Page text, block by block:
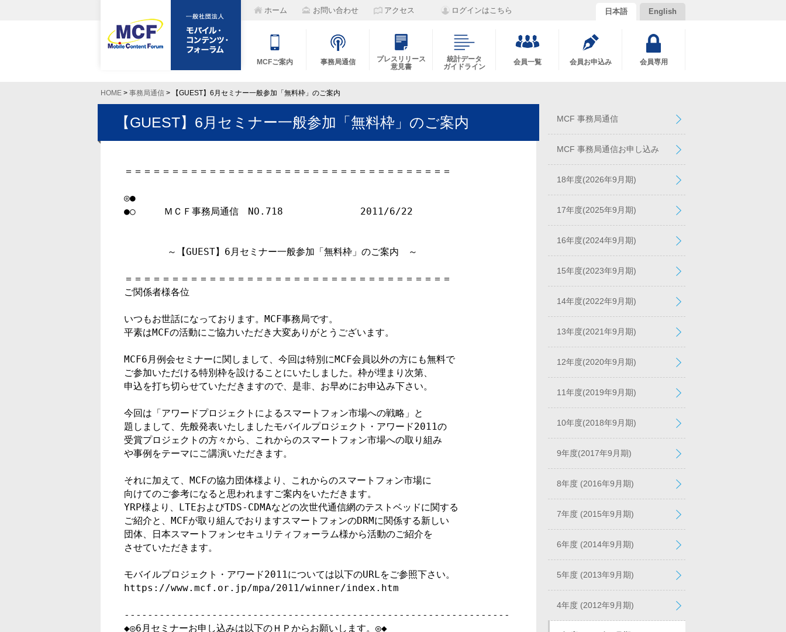
ホーム お問い合わせ アクセス ログインはこちら 日本語 English
MCFご案内 事務局通信
プレスリリース
意見書
統計データ
ガイドライン
会員一覧 会員お申込み 会員専用
HOME > 事務局通信 > 【GUEST】6月セミナー一般参加「無料枠」のご案内
【GUEST】6月セミナー一般参加「無料枠」のご案内
＝＝＝＝＝＝＝＝＝＝＝＝＝＝＝＝＝＝＝＝＝＝＝＝＝＝＝＝＝＝＝＝＝＝＝
◎●
●○　　　ＭＣＦ事務局通信　NO.718　　　　　  　　2011/6/22
～【GUEST】6月セミナー一般参加「無料枠」のご案内　～
＝＝＝＝＝＝＝＝＝＝＝＝＝＝＝＝＝＝＝＝＝＝＝＝＝＝＝＝＝＝＝＝＝＝＝
ご関係者様各位
いつもお世話になっております。MCF事務局です。
平素はMCFの活動にご協力いただき大変ありがとうございます。
MCF6月例会セミナーに関しまして、今回は特別にMCF会員以外の方にも無料で
ご参加いただける特別枠を設けることにいたしました。枠が埋まり次第、
申込を打ち切らせていただきますので、是非、お早めにお申込み下さい。
今回は「アワードプロジェクトによるスマートフォン市場への戦略」と
題しまして、先般発表いたしましたモバイルプロジェクト・アワード2011の
受賞プロジェクトの方々から、これからのスマートフォン市場への取り組み
や事例をテーマにご講演いただきます。
それに加えて、MCFの協力団体様より、これからのスマートフォン市場に
向けてのご参考になると思われますご案内をいただきます。
YRP様より、LTEおよびTDS-CDMAなどの次世代通信網のテストベッドに関する
ご紹介と、MCFが取り組んでおりますスマートフォンのDRMに関係する新しい
団体、日本スマートフォンセキュリティフォーラム様から活動のご紹介を
させていただきます。
モバイルプロジェクト・アワード2011については以下のURLをご参照下さい。
https://www.mcf.or.jp/mpa/2011/winner/index.htm
------------------------------------------------------------------
◆◎6月セミナーお申し込みは以下のＨＰからお願いします。◎◆
MCF 事務局通信
MCF 事務局通信お申し込み
18年度(2026年9月期)
17年度(2025年9月期)
16年度(2024年9月期)
15年度(2023年9月期)
14年度(2022年9月期)
13年度(2021年9月期)
12年度(2020年9月期)
11年度(2019年9月期)
10年度(2018年9月期)
9年度(2017年9月期)
8年度 (2016年9月期)
7年度 (2015年9月期)
6年度 (2014年9月期)
5年度 (2013年9月期)
4年度 (2012年9月期)